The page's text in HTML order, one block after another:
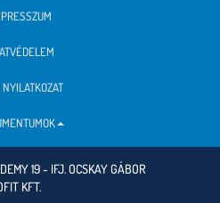
19 - IFJ. OCSKAY GÁBOR
KFT.